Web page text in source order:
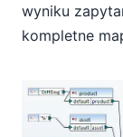
wyniku
kompletne